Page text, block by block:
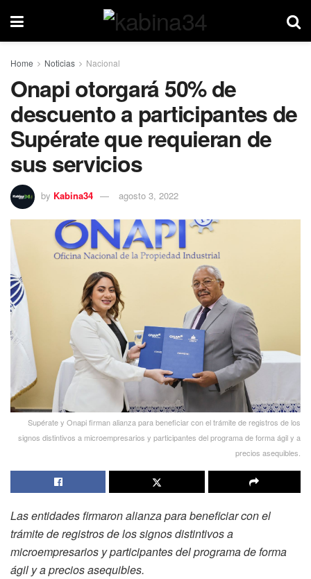
Home Noticias Nacional
Onapi otorgará 50% de
descuento a participantes de
Supérate que requieran de
sus servicios
by Kabina34 agosto 3, 2022
Supérate y Onapi firman alianza para beneficiar con el trámite de registros de los
signos distintivos a microempresarios y participantes del programa de forma ágil y a
precios asequibles.
Las entidades firmaron alianza parabeneficiar con el
trámite de registros de los signos distintivos a
microempresarios y participantes del programa de forma
ágil y a precios asequibles.